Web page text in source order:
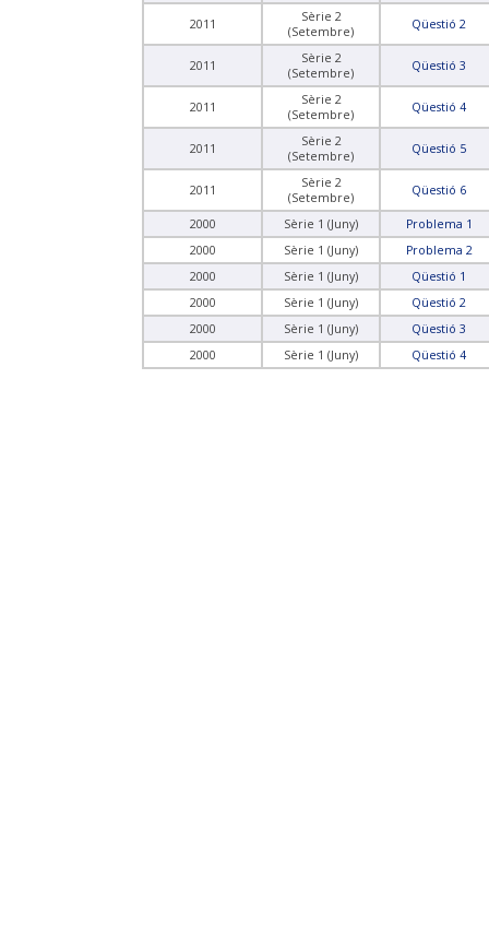
2011
Sèrie 2
(Setembre)
Qüestió 2
2011
Sèrie 2
(Setembre)
Qüestió 3
2011
Sèrie 2
(Setembre)
Qüestió 4
2011
Sèrie 2
(Setembre)
Qüestió 5
2011
Sèrie 2
(Setembre)
Qüestió 6
2000 Sèrie 1 (Juny)
Problema 1
2000
Sèrie 1 (Juny)
Problema 2
2000
Sèrie 1 (Juny)
Qüestió 1
2000
Sèrie 1 (Juny)
Qüestió 2
2000
Sèrie 1 (Juny)
Qüestió 3
2000
Sèrie 1 (Juny) Qüestió 4